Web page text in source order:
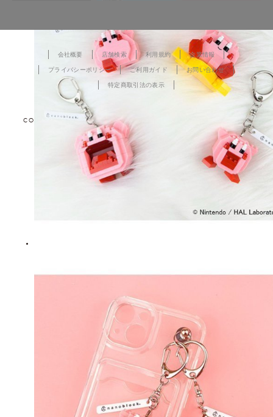
会社概要 店舗検索 利用規約 企業情報
プライバシーポリシー ご利用ガイド お問い合わせ
特定商取引法の表示
COPYRIGHT © TOKYO DESIGN CHANNEL All rights reserved.